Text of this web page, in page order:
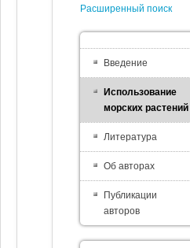
Расширенный поиск
Введение
Использование
морских растений
Литература
Об авторах
Публикации
авторов